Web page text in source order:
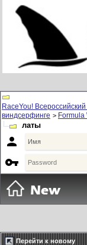
RaceYou!
виндсерфинге > Formula
латы


Перейти к новому